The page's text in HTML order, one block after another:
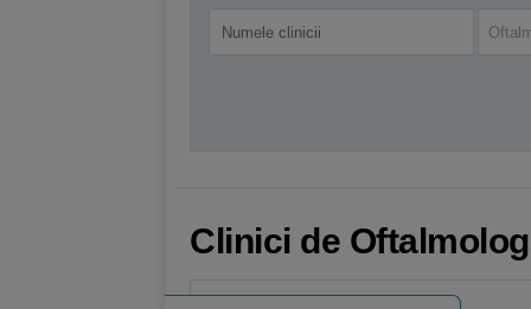
Clinici de